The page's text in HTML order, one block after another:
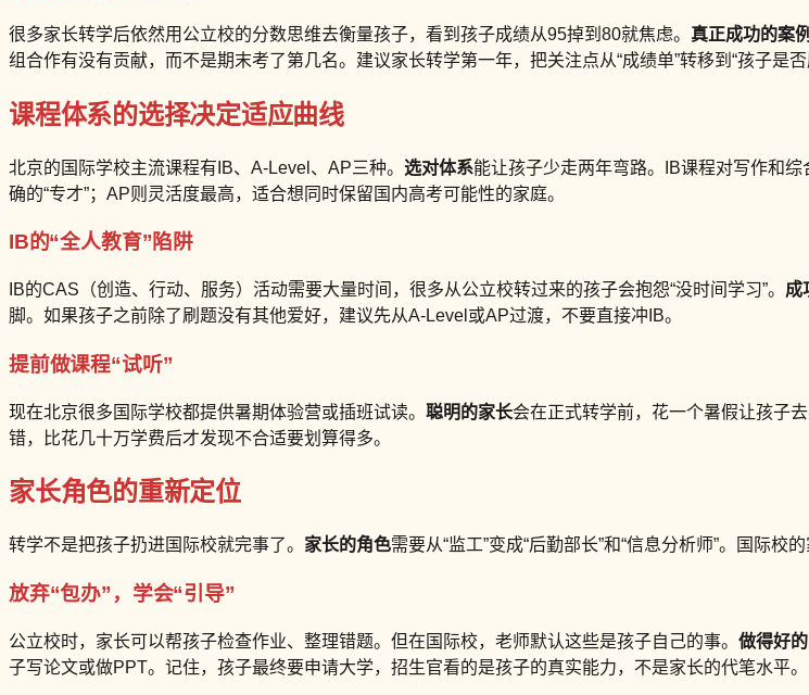
很多家长转学后依然用公立校的分数思维去衡量孩子，看到孩子成绩从95掉到80就焦虑。 真正成功的案例
组合作有没有贡献，而不是期末考了第几名。建议家长转学第一年，把关注点从“成绩单”转移到“孩子是否
课程体系的选择决定适应曲线
北京的国际学校主流课程有IB、A-Level、AP三种。 选对体系能让孩子少走两年弯路。IB课程对写作和
确的“专才”；AP则灵活度最高，适合想同时保留国内高考可能性的家庭。
IB的“全人教育”陷阱
IB的CAS（创造、行动、服务）活动需要大量时间，很多从公立校转过来的孩子会抱怨“没时间学习”。 成
脚。如果孩子之前除了刷题没有其他爱好，建议先从A-Level或AP过渡，不要直接冲IB。
提前做课程“试听”
现在北京很多国际学校都提供暑期体验营或插班试读。 聪明的家长会在正式转学前，花一个暑假让孩子
错，比花几十万学费后才发现不合适要划算得多。
家长角色的重新定位
转学不是把孩子扔进国际校就完事了。 家长的角色需要从“监工”变成“后勤部长”和“信息分析师”。国际
放弃“包办”，学会“引导”
公立校时，家长可以帮孩子检查作业、整理错题。但在国际校，老师默认这些是孩子自己的事。 做得好
子写论文或做PPT。记住，孩子最终要申请大学，招生官看的是孩子的真实能力，不是家长的代笔水平。